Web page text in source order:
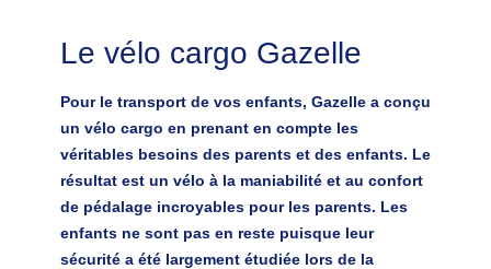
Le vélo cargo Gazelle
Pour le transport de vos enfants, Gazelle a conçu
un vélo cargo en prenant en compte les
véritables besoins des parents et des enfants. Le
résultat est un vélo à la maniabilité et au confort
de pédalage incroyables pour les parents. Les
enfants ne sont pas en reste puisque leur
sécurité a été largement étudiée lors de la